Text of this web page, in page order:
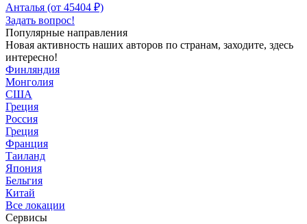
Анталья (от 45404 ₽)
Задать вопрос!
Популярные направления
Новая активность наших авторов по странам, заходите, здесь
интересно!
Финляндия
Монголия
США
Греция
Россия
Греция
Франция
Таиланд
Япония
Бельгия
Китай
Все локации
Сервисы